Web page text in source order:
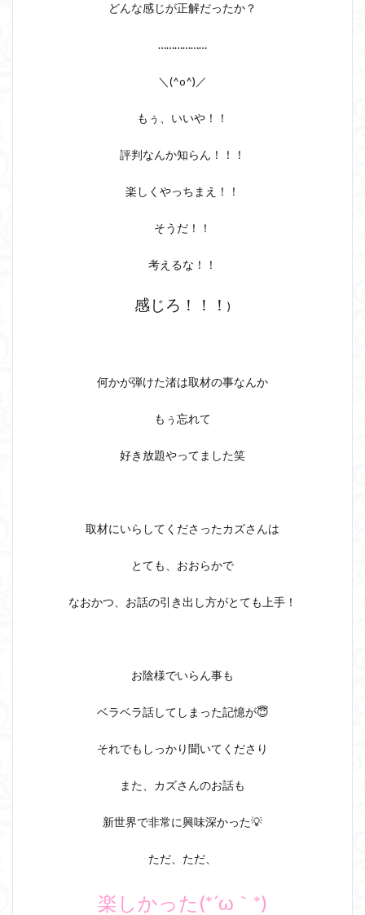
どんな感じが正解だったか？
………………
＼(^o^)／
もぅ、いいや！！
評判なんか知らん！！！
楽しくやっちまえ！！
そうだ！！
考えるな！！
感じろ！！！ )
何かが弾けた渚は取材の事なんか
もぅ忘れて
好き放題やってました笑
取材にいらしてくださったカズさんは
とても、おおらかで
なおかつ、お話の引き出し方がとても上手！
お陰様でいらん事も
ベラベラ話してしまった記憶が😇
それでもしっかり聞いてくださり
また、カズさんのお話も
新世界で非常に興味深かった💡
ただ、ただ、
楽しかった(*´ω｀*)